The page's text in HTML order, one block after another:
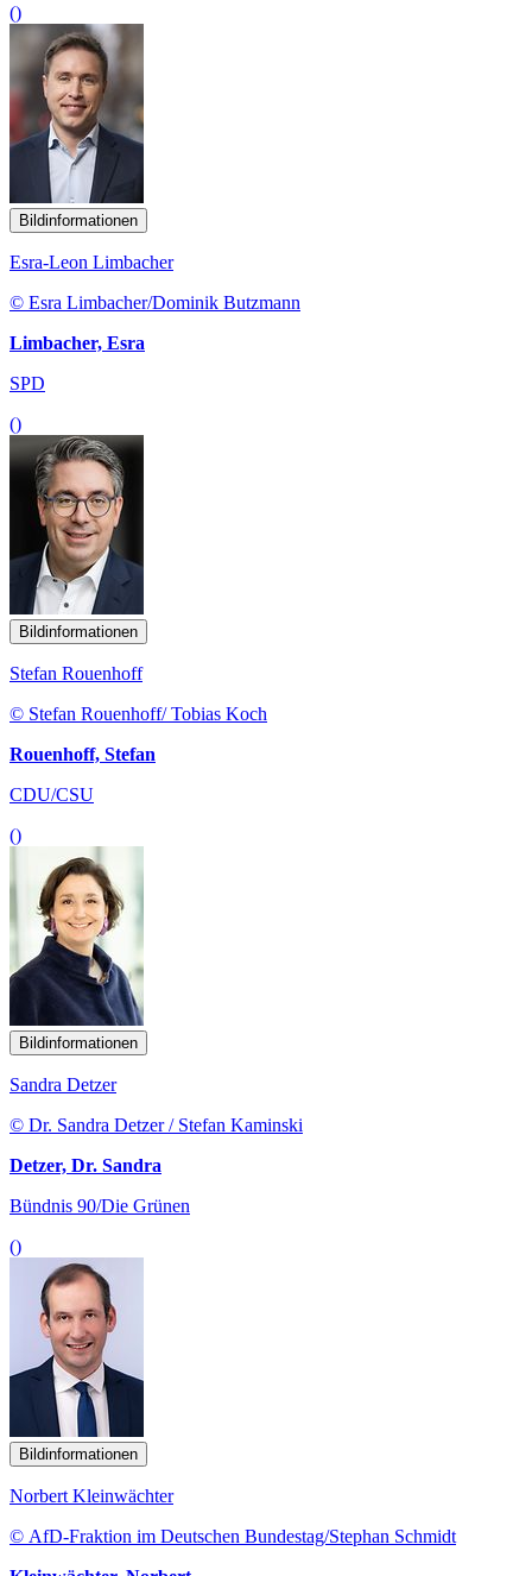
()
Bildinformationen
Esra-Leon Limbacher
© Esra Limbacher/Dominik Butzmann
Limbacher, Esra
SPD
()
Bildinformationen
Stefan Rouenhoff
© Stefan Rouenhoff/ Tobias Koch
Rouenhoff, Stefan
CDU/CSU
()
Bildinformationen
Sandra Detzer
© Dr. Sandra Detzer / Stefan Kaminski
Detzer, Dr. Sandra
Bündnis 90/Die Grünen
()
Bildinformationen
Norbert Kleinwächter
© AfD-Fraktion im Deutschen Bundestag/Stephan Schmidt